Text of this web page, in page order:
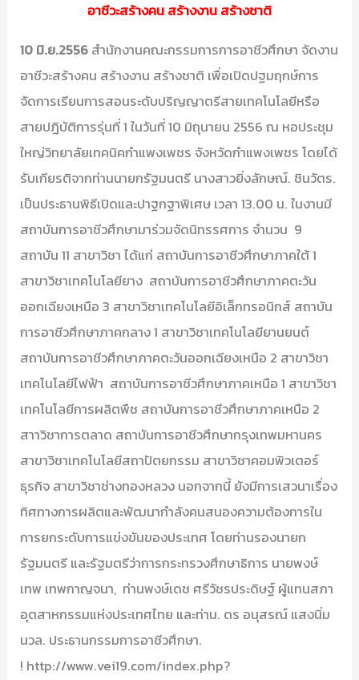
อาชีวะสร้างคน สร้างงาน สร้างชาติ
10 มิ.ย.2556 สำนักงานคณะกรรมการการอาชีวศึกษา จัดงาน
อาชีวะสร้างคน สร้างงาน สร้างชาติ เพื่อเปิดปฐมฤกษ์การ
จัดการเรียนการสอนระดับปริญญาตรีสายเทคโนโลยีหรือ
สายปฎิบัติการรุ่นที่ 1 ในวันที่ 10 มิถุนายน 2556 ณ หอประชุม
ใหญ่วิทยาลัยเทคนิคกำแพงเพชร จังหวัดกำแพงเพชร โดยได้
รับเกียรติจากท่านนายกรัฐมนตรี นางสาวยิ่งลักษณ์. ชินวัตร.
เป็นประธานพิธีเปิดและปาฐกฐาพิเศษ เวลา 13.00 น. ในงานมี
สถาบันการอาชีวศึกษามาร่วมจัดนิทรรศการ จำนวน 9
สถาบัน 11 สาขาวิชา ได้แก่ สถาบันการอาชีวศึกษาภาคใต้ 1
สาขาวิชาเทคโนโลยียาง สถาบันการอาชีวศึกษาภาคตะวัน
ออกเฉียงเหนือ 3 สาขาวิชาเทคโนโลยีอิเล็กทรอนิกส์ สถาบัน
การอาชีวศึกษาภาคกลาง 1 สาขาวิชาเทคโนโลยียานยนต์
สถาบันการอาชีวศึกษาภาคตะวันออกเฉียงเหนือ 2 สาขาวิชา
เทคโนโลยีไฟฟ้า สถาบันการอาชีวศึกษาภาคเหนือ 1 สาขาวิชา
เทคโนโลยีการผลิตพืช สถาบันการอาชีวศึกษาภาคเหนือ 2
สาาวิชาการตลาด สถาบันการอาชีวศึกษากรุงเทพมหานคร
สาขาวิชาเทคโนโลยีสถาปัตยกรรม สาขาวิชาคอมพิวเตอร์
ธุรกิจ สาขาวิชาช่างทองหลวง นอกจากนี้ ยังมีการเสวนาเรื่อง
ทิศทางการผลิตและพัฒนากำลังคนสนองความต้องการใน
การยกระดับการแข่งขันของประเทศ โดยท่านรองนายก
รัฐมนตรี และรัฐมตรีว่าการกระทรวงศึกษาธิการ นายพงษ์
เทพ เทพกาญจนา, ท่านพงษ์เดช ศรีวัชรประดิษฐ์ ผู้แทนสภา
อุตสาหกรรมแห่งประเทศไทย และท่าน. ดร อนุสรณ์ แสงนิ่ม
นวล. ประธานกรรมการอาชีวศึกษา.
! http://www.vei19.com/index.php?